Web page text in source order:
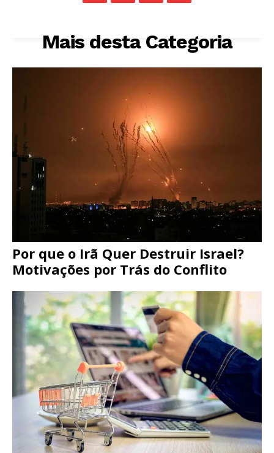
Mais desta Categoria
Por que o Irã Quer Destruir Israel?
Motivações por Trás do Conflito